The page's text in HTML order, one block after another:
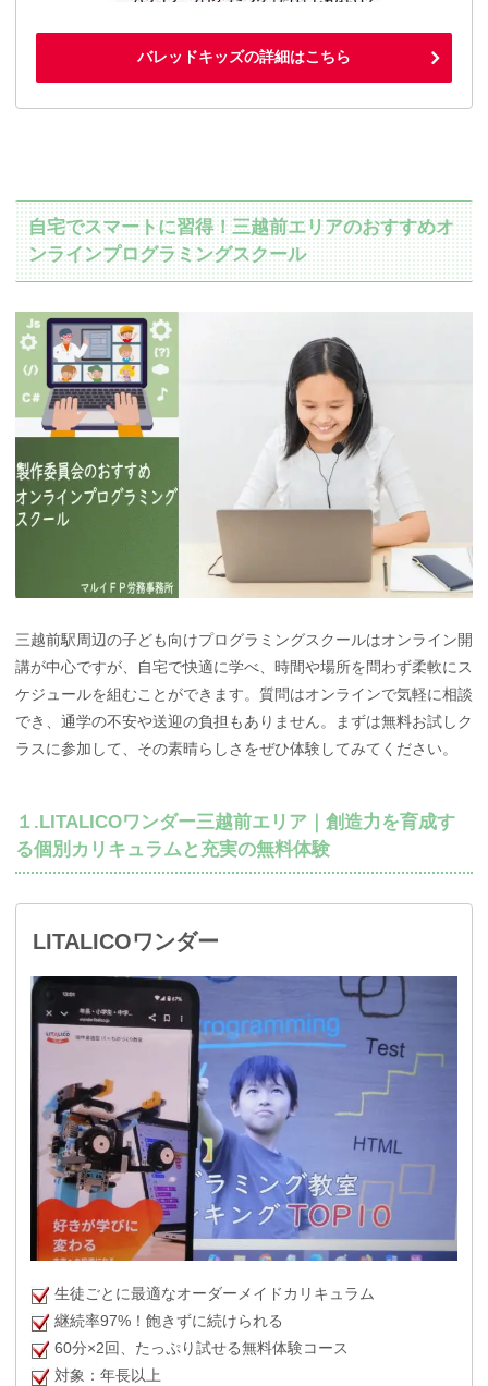
バレッドキッズの詳細はこちら
自宅でスマートに習得！三越前エリアのおすすめオ
ンラインプログラミングスクール
三越前駅周辺の子ども向けプログラミングスクールはオンライン開
講が中心ですが、自宅で快適に学べ、時間や場所を問わず柔軟にス
ケジュールを組むことができます。質問はオンラインで気軽に相談
でき、通学の不安や送迎の負担もありません。まずは無料お試しク
ラスに参加して、その素晴らしさをぜひ体験してみてください。
１.LITALICOワンダー三越前エリア｜創造力を育成す
る個別カリキュラムと充実の無料体験
LITALICOワンダー
生徒ごとに最適なオーダーメイドカリキュラム
継続率97%！飽きずに続けられる
60分×2回、たっぷり試せる無料体験コース
対象：年長以上